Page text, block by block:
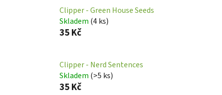
Clipper - Green House Seeds
Skladem (4 ks)
35 Kč
Clipper - Nerd Sentences
Skladem (>5 ks)
35 Kč